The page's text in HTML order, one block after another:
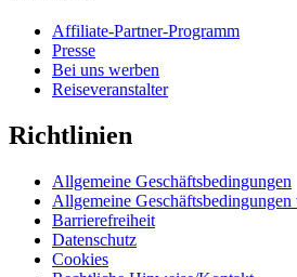
Affiliate-Partner-Programm
Presse
Bei uns werben
Reiseveranstalter
Richtlinien
Allgemeine Geschäftsbedingungen
Allgemeine
Barrierefreiheit
Datenschutz
Cookies